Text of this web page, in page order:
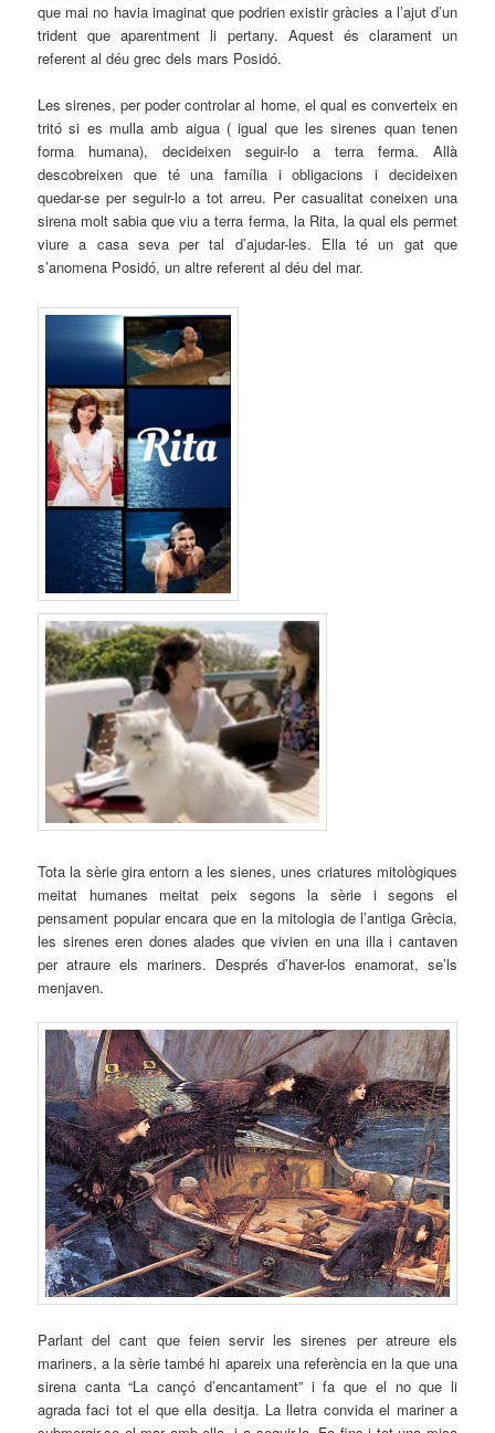
que mai no havia imaginat que podrien existir gràcies a l’ajut d’un
trident que aparentment li pertany. Aquest és clarament un
referent al déu grec dels mars Posidó.
Les sirenes, per poder controlar al home, el qual es converteix en
tritó si es mulla amb aigua ( igual que les sirenes quan tenen
forma humana), decideixen seguir-lo a terra ferma. Allà
descobreixen que té una família i obligacions i decideixen
quedar-se per seguir-lo a tot arreu. Per casualitat coneixen una
sirena molt sabia que viu a terra ferma, la Rita, la qual els permet
viure a casa seva per tal d’ajudar-les. Ella té un gat que
s’anomena Posidó, un altre referent al déu del mar.
Tota la sèrie gira entorn a les sienes, unes criatures mitològiques
meitat humanes meitat peix segons la sèrie i segons el
pensament popular encara que en la mitologia de l’antiga Grècia,
les sirenes eren dones alades que vivien en una illa i cantaven
per atraure els mariners. Després d’haver-los enamorat, se’ls
menjaven.
Parlant del cant que feien servir les sirenes per atreure els
mariners, a la sèrie també hi apareix una referència en la que una
sirena canta “La cançó d’encantament” i fa que el no que li
agrada faci tot el que ella desitja. La lletra convida el mariner a